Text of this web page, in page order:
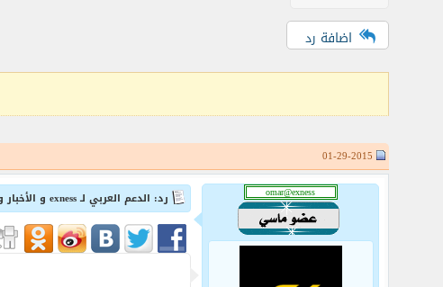
اضافة رد
رد: الدعم العربي لـ exness و الأخبار و العروض !